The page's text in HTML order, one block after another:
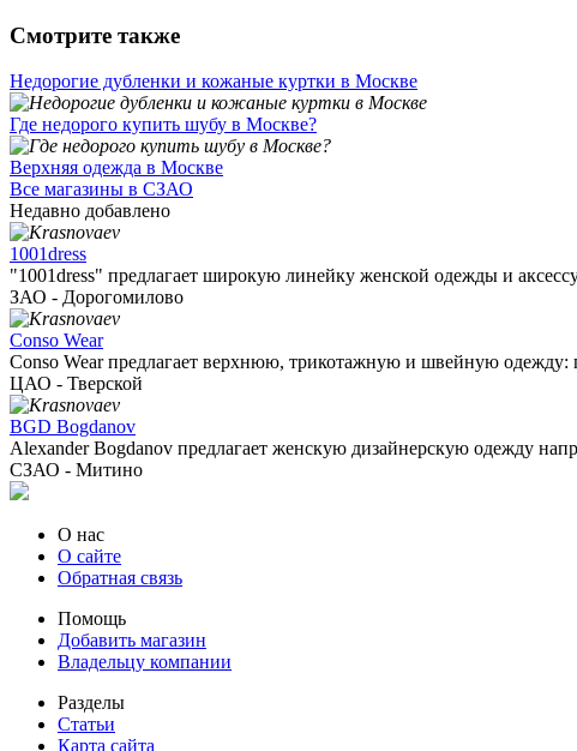
Смотрите также
Недорогие дубленки и кожаные куртки в Москве
Где недорого купить шубу в Москве?
Верхняя одежда в Москве
Все магазины в СЗАО
Недавно добавлено
1001dress
"1001dress" предлагает широкую линейку женской одежды и
ЗАО - Дорогомилово
Conso Wear
Conso Wear предлагает верхнюю, трикотажную и швейную одежду:
ЦАО - Тверской
BGD Bogdanov
Alexander Bogdanov предлагает женскую дизайнерскую одежду
СЗАО - Митино
О нас
О сайте
Обратная связь
Помощь
Добавить магазин
Владельцу компании
Разделы
Статьи
Карта сайта